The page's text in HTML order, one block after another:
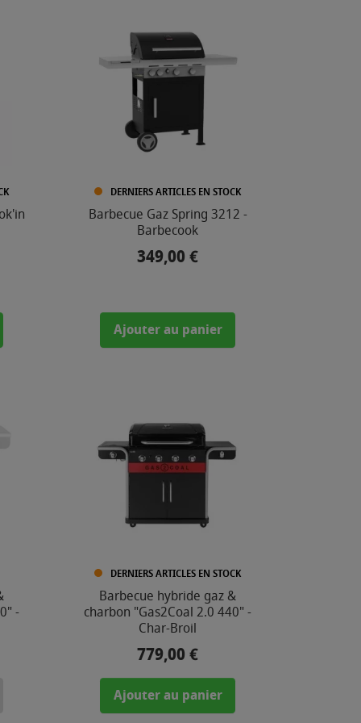
DERNIERS ARTICLES EN STOCK
Barbecue Gaz Spring 3212 -
Barbecook
Prix
349,00 €
Ajouter au panier
-
DERNIERS ARTICLES EN STOCK
Barbecue hybride gaz &
charbon "Gas2Coal 2.0 440" -
Char-Broil
Prix
779,00 €
Ajouter au panier